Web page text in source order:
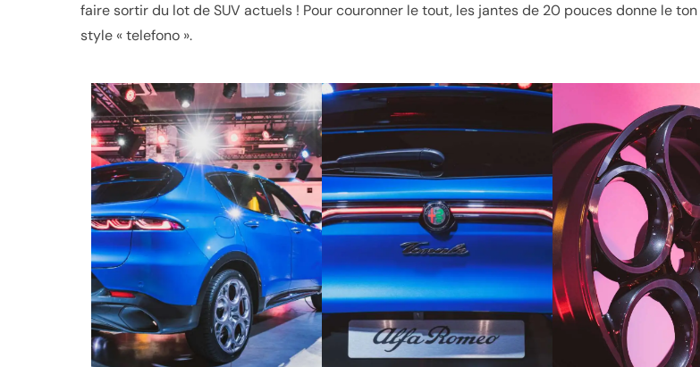
faire sortir du lot de SUV actuels ! Pour couronner le tout, les jantes de 20 pouces donne le
style « telefono ».